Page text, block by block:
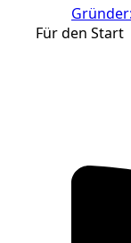
Für den Start